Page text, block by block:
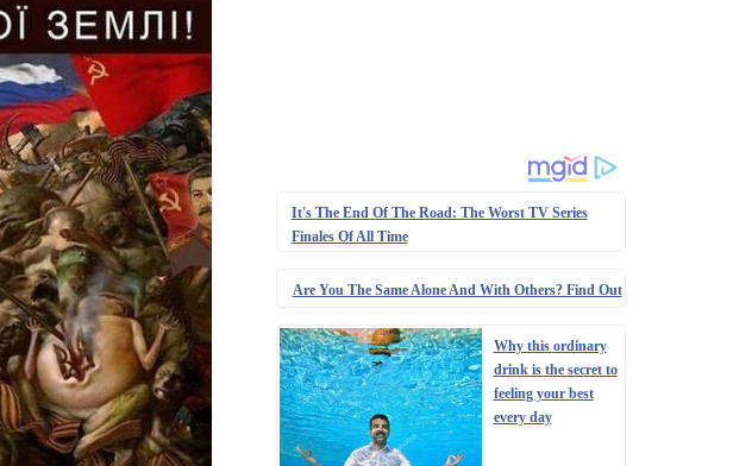
It's The End Of The Road: The Worst TV Series
Finales Of All Time
Are You The Same Alone And With Others? Find Out
Why this ordinary
drink is the secret to
feeling your best
every day